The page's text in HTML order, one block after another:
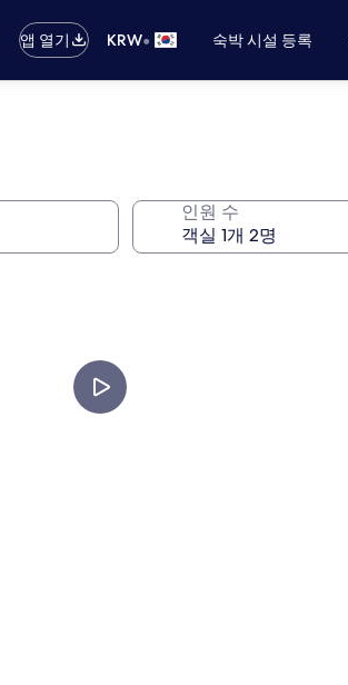
앱 열기 KRW• 숙박 시설 등록
인원 수